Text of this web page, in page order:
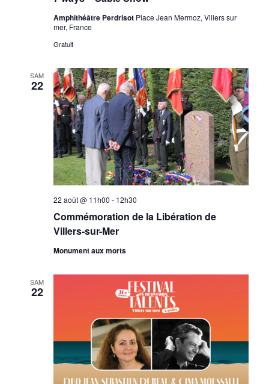
Amphithéâtre Perdrisot Place Jean Mermoz, Villers sur
mer, France
Gratuit
SAM
22
Commémoration de la Libération de
Villers-sur-Mer
22 août @ 11h00 - 12h30
Monument aux morts
SAM
22